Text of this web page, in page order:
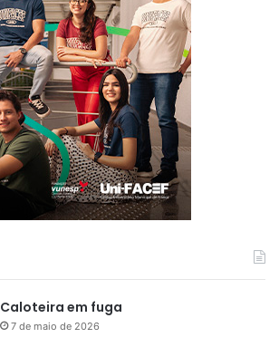
Caloteira em fuga
7 de maio de 2026